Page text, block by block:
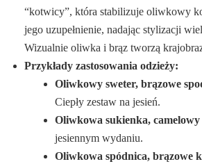
“kotwicy”, która stabilizuje oliwkowy
jego uzupełnienie, nadając stylizacji
Wizualnie oliwka i brąz tworzą
Przykłady zastosowania odzieży:
Oliwkowy sweter, brązowe
Ciepły zestaw na jesień.
Oliwkowa sukienka, camelowy
jesiennym wydaniu.
Oliwkowa spódnica, brązowe